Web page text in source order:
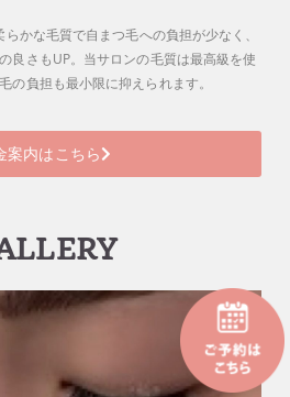
かな毛質で自まつ毛への負担が少なく、
良さもUP。当サロンの毛質は最高級を使
の負担も最小限に抑えられます。
案内はこちら